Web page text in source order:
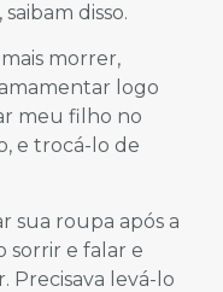
disso.
morrer,
logo
meu filho no
e trocá-lo de
sua roupa após a
sorrir e falar e
Precisava levá-lo